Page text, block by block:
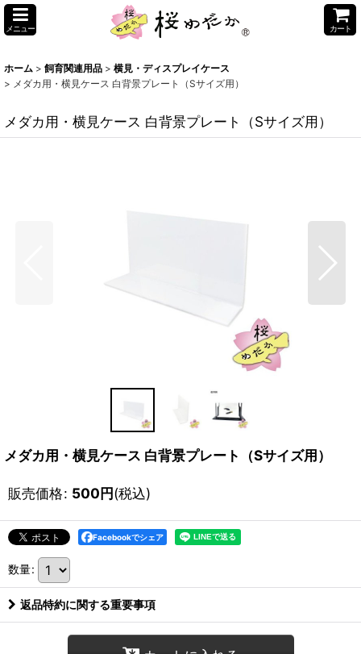
メニュー カート
ホーム > 飼育関連用品 > 横見・ディスプレイケース
> メダカ用・横見ケース 白背景プレート（Sサイズ用）
メダカ用・横見ケース 白背景プレート（Sサイズ用）
メダカ用・横見ケース 白背景プレート（Sサイズ用）
販売価格: 500円(税込)
Facebookでシェア
数量:
返品特約に関する重要事項